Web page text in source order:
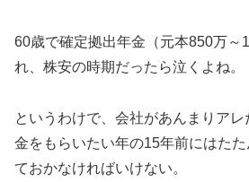
60歳で確定拠出年金（元本850万～
れ、株安の時期だったら泣くよね。
というわけで、会社があんまりア
金をもらいたい年の15年前にはた
ておかなければいけない。